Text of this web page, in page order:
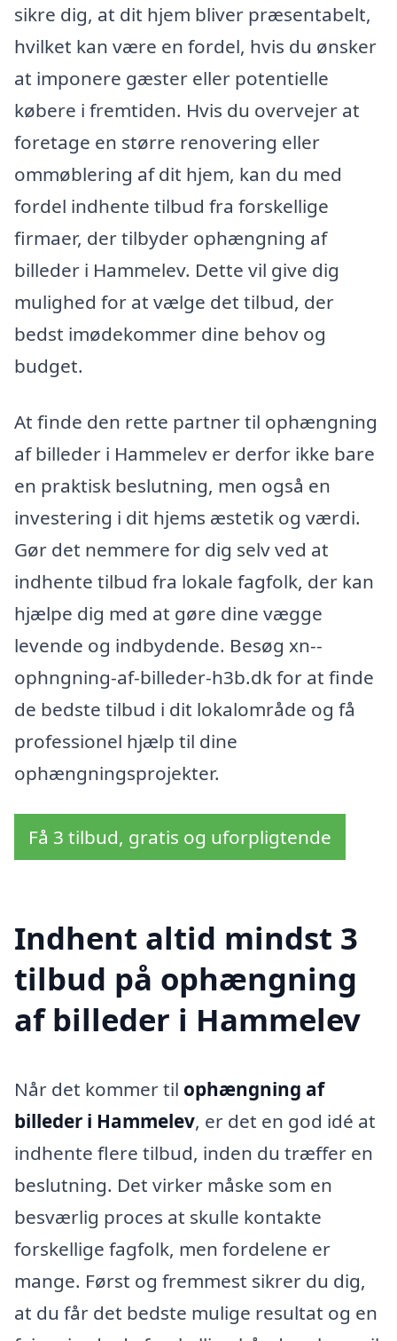
sikre dig, at dit hjem bliver præsentabelt,
hvilket kan være en fordel, hvis du ønsker
at imponere gæster eller potentielle
købere i fremtiden. Hvis du overvejer at
foretage en større renovering eller
ommøblering af dit hjem, kan du med
fordel indhente tilbud fra forskellige
firmaer, der tilbyder ophængning af
billeder i Hammelev. Dette vil give dig
mulighed for at vælge det tilbud, der
bedst imødekommer dine behov og
budget.
At finde den rette partner til ophængning
af billeder i Hammelev er derfor ikke bare
en praktisk beslutning, men også en
investering i dit hjems æstetik og værdi.
Gør det nemmere for dig selv ved at
indhente tilbud fra lokale fagfolk, der kan
hjælpe dig med at gøre dine vægge
levende og indbydende. Besøg xn--
ophngning-af-billeder-h3b.dk for at finde
de bedste tilbud i dit lokalområde og få
professionel hjælp til dine
ophængningsprojekter.
Få 3 tilbud, gratis og uforpligtende
Indhent altid mindst 3
tilbud på ophængning
af billeder i Hammelev
Når det kommer til ophængning af
billeder i Hammelev, er det en god idé at
indhente flere tilbud, inden du træffer en
beslutning. Det virker måske som en
besværlig proces at skulle kontakte
forskellige fagfolk, men fordelene er
mange. Først og fremmest sikrer du dig,
at du får det bedste mulige resultat og en